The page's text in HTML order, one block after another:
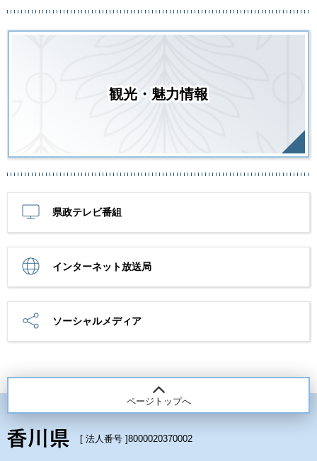
観光・魅力情報
県政テレビ番組
インターネット放送局
ソーシャルメディア
ページトップへ
[ 法人番号 ]8000020370002